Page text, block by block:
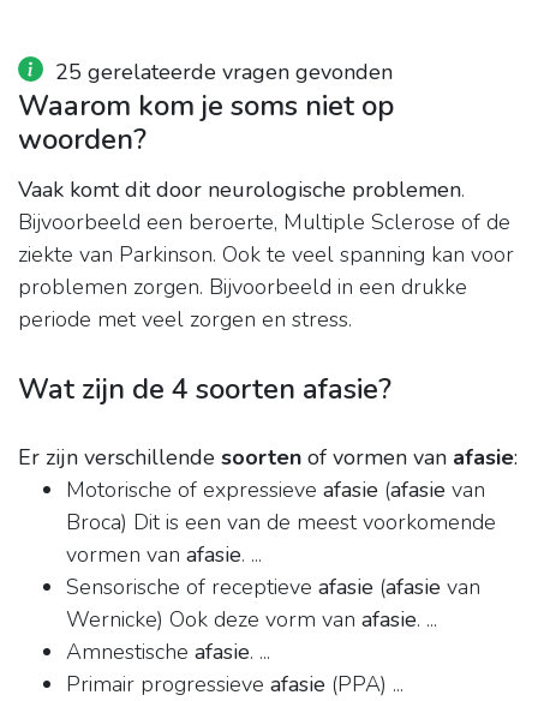
25 gerelateerde vragen gevonden
Waarom kom je soms niet op
woorden?
Vaak komt dit door neurologische problemen.
Bijvoorbeeld een beroerte, Multiple Sclerose of de
ziekte van Parkinson. Ook te veel spanning kan voor
problemen zorgen. Bijvoorbeeld in een drukke
periode met veel zorgen en stress.
Wat zijn de 4 soorten afasie?
Er zijn verschillende soorten of vormen van afasie:
Motorische of expressieve afasie (afasie van
Broca) Dit is een van de meest voorkomende
vormen van afasie. ...
Sensorische of receptieve afasie (afasie van
Wernicke) Ook deze vorm van afasie. ...
Amnestische afasie. ...
Primair progressieve afasie (PPA) ...